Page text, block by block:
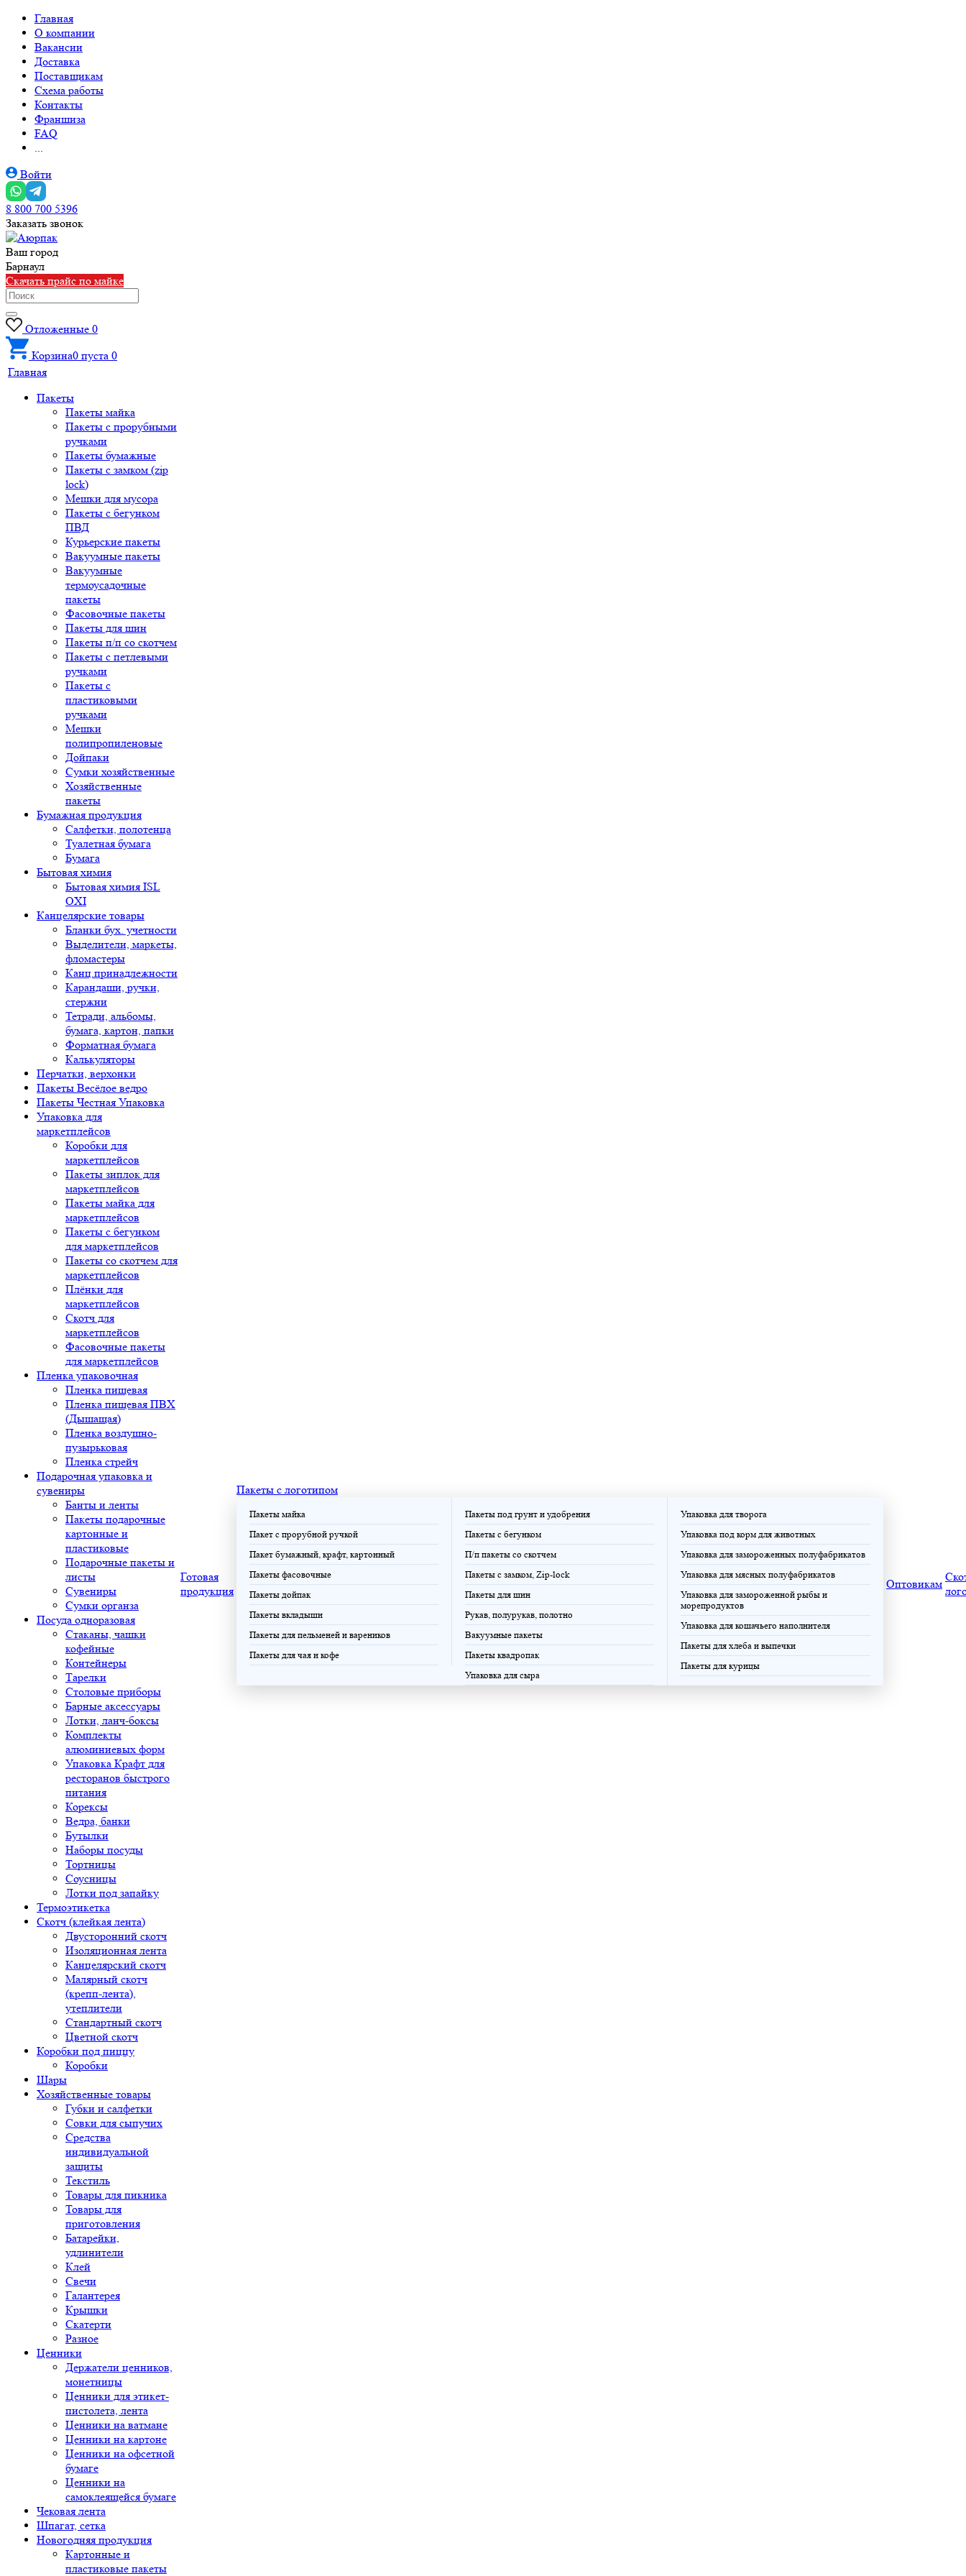
Главная
О компании
Вакансии
Доставка
Поставщикам
Схема работы
Контакты
Франшиза
FAQ
...
Войти
8 800 700 5396
Заказать звонок
Ваш город
Барнаул
Скачать прайс по майке
Отложенные 0
Корзина0 пуста 0
Главная
Пакеты
Пакеты майка
Пакеты с прорубными
ручками
Пакеты бумажные
Пакеты с замком (zip
lock)
Мешки для мусора
Пакеты с бегунком
ПВД
Курьерские пакеты
Вакуумные пакеты
Вакуумные
термоусадочные
пакеты
Фасовочные пакеты
Пакеты для шин
Пакеты п/п со скотчем
Пакеты с петлевыми
ручками
Пакеты с
пластиковыми
ручками
Мешки
полипропиленовые
Дойпаки
Сумки хозяйственные
Хозяйственные
пакеты
Бумажная продукция
Салфетки, полотенца
Туалетная бумага
Бумага
Бытовая химия
Бытовая химия ISL
OXI
Канцелярские товары
Бланки бух. учетности
Выделители, маркеты,
фломастеры
Канц.принадлежности
Карандаши, ручки,
стержни
Тетради, альбомы,
бумага, картон, папки
Форматная бумага
Калькуляторы
Перчатки, верхонки
Пакеты Весёлое ведро
Пакеты Честная Упаковка
Упаковка для
маркетплейсов
Коробки для
маркетплейсов
Пакеты зиплок для
маркетплейсов
Пакеты майка для
маркетплейсов
Пакеты с бегунком
для маркетплейсов
Пакеты со скотчем для
маркетплейсов
Плёнки для
маркетплейсов
Скотч для
маркетплейсов
Фасовочные пакеты
для маркетплейсов
Пленка упаковочная
Пленка пищевая
Пленка пищевая ПВХ
(Дышащая)
Пленка воздушно-
пузырьковая
Пленка стрейч
Подарочная упаковка и
сувениры
Банты и ленты
Пакеты подарочные
картонные и
пластиковые
Подарочные пакеты и
листы
Сувениры
Сумки органза
Посуда одноразовая
Стаканы, чашки
кофейные
Контейнеры
Тарелки
Столовые приборы
Барные аксессуары
Лотки, ланч-боксы
Комплекты
алюминиевых форм
Упаковка Крафт для
ресторанов быстрого
питания
Корексы
Ведра, банки
Бутылки
Наборы посуды
Тортницы
Соусницы
Лотки под запайку
Термоэтикетка
Скотч (клейкая лента)
Двусторонний скотч
Изоляционная лента
Канцелярский скотч
Малярный скотч
(крепп-лента),
утеплители
Стандартный скотч
Цветной скотч
Коробки под пиццу
Коробки
Шары
Хозяйственные товары
Губки и салфетки
Совки для сыпучих
Средства
индивидуальной
защиты
Текстиль
Товары для пикника
Товары для
приготовления
Батарейки,
удлинители
Клей
Свечи
Галантерея
Крышки
Скатерти
Разное
Ценники
Держатели ценников,
монетницы
Ценники для этикет-
пистолета, лента
Ценники на ватмане
Ценники на картоне
Ценники на офсетной
бумаге
Ценники на
самоклеящейся бумаге
Чековая лента
Шпагат, сетка
Новогодняя продукция
Картонные и
пластиковые пакеты
Готовая
продукция
Пакеты с логотипом
Пакеты майка
Пакет с прорубной ручкой
Пакет бумажный, крафт, картонный
Пакеты фасовочные
Пакеты дойпак
Пакеты вкладыши
Пакеты для пельменей и вареников
Пакеты для чая и кофе
Пакеты под грунт и удобрения
Пакеты с бегунком
П/п пакеты со скотчем
Пакеты с замком, Zip-lock
Пакеты для шин
Рукав, полурукав, полотно
Вакуумные пакеты
Пакеты квадропак
Упаковка для сыра
Упаковка для творога
Упаковка под корм для животных
Упаковка для замороженных полуфабрикатов
Упаковка для мясных полуфабрикатов
Упаковка для замороженной рыбы и
морепродуктов
Упаковка для кошачьего наполнителя
Пакеты для хлеба и выпечки
Пакеты для курицы
Оптовикам